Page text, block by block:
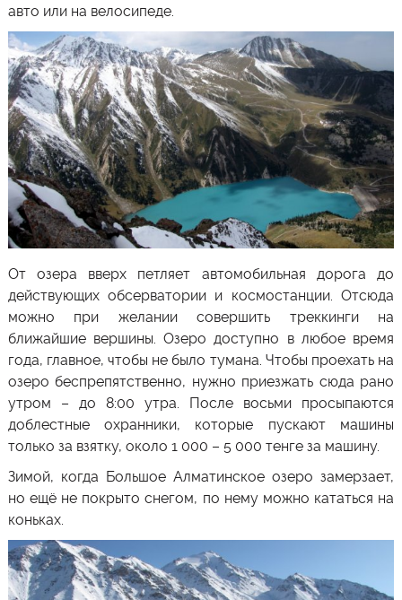
авто или на велосипеде.
От озера вверх петляет автомобильная дорога до
действующих обсерватории и космостанции. Отсюда
можно при желании совершить треккинги на
ближайшие вершины. Озеро доступно в любое время
года, главное, чтобы не было тумана. Чтобы проехать на
озеро беспрепятственно, нужно приезжать сюда рано
утром – до 8:00 утра. После восьми просыпаются
доблестные охранники, которые пускают машины
только за взятку, около 1 000 – 5 000 тенге за машину.
Зимой, когда Большое Алматинское озеро замерзает,
но ещё не покрыто снегом, по нему можно кататься на
коньках.